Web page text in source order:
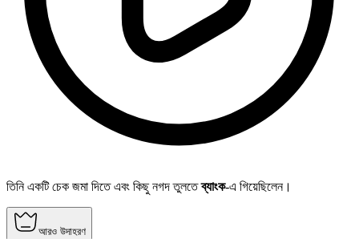
তিনি একটি চেক জমা দিতে এবং কিছু নগদ তুলতেব্যাংক-এ গিয়েছিলেন।
আরও উদাহরণ